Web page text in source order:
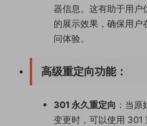
器信息。这有助于用户
的展示效果，确保用
问体验。
高级重定向功能：
301 永久重定向 ：当
变更时，可以使用 301